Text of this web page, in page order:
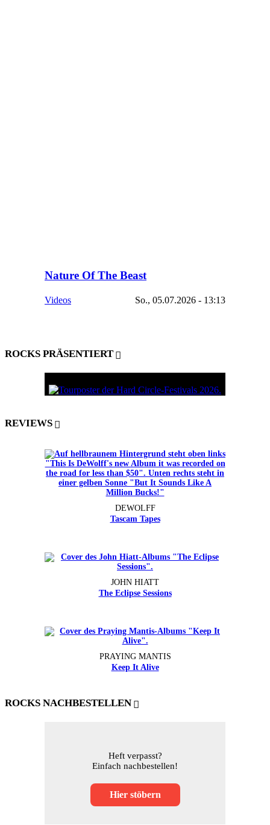
Nature Of The Beast
Videos So., 05.07.2026 - 13:13
ROCKS PRÄSENTIERT
REVIEWS
DEWOLFF
Tascam Tapes
JOHN HIATT
The Eclipse Sessions
PRAYING MANTIS
Keep It Alive
ROCKS NACHBESTELLEN
Heft verpasst?
Einfach nachbestellen!
Hier stöbern